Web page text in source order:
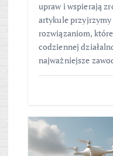
upraw i wspierają
artykule
rozwiązaniom,
codziennej
najważniejsze